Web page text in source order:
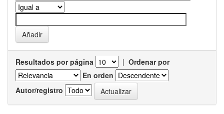
Resultados por página | Ordenar por
En orden
Autor/registro